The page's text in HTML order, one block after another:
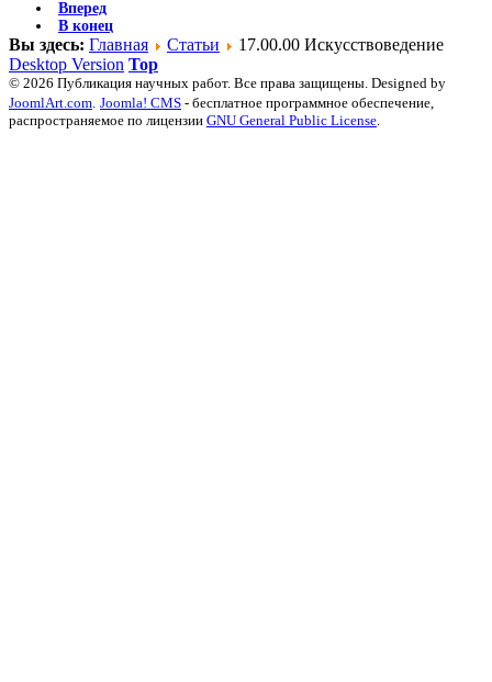
Вперед
В конец
Вы здесь: Главная Статьи
17.00.00 Искусствоведение
Desktop Version Top
© 2026 Публикация научных работ. Все права защищены. Designed by
JoomlArt.com Joomla! CMS - бесплатное программное обеспечение,
распространяемое по лицензии GNU General Public License